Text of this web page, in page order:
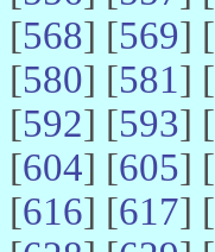
[568] [569] [
[580] [581] [
[592] [593] [
[604] [605] [
[616] [617] [